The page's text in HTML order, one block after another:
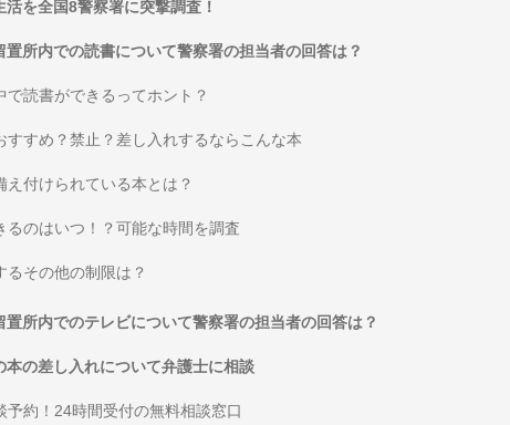
活を全国8警察署に突撃調査！
置所内での読書について警察署の担当者の回答は？
で読書ができるってホント？
すすめ？禁止？差し入れするならこんな本
え付けられている本とは？
るのはいつ！？可能な時間を調査
るその他の制限は？
置所内でのテレビについて警察署の担当者の回答は？
本の差し入れについて弁護士に相談
予約！24時間受付の無料相談窓口